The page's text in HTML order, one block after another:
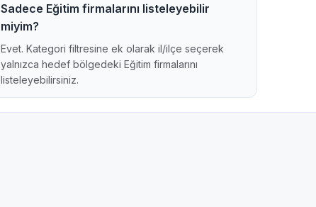
Sadece Eğitim firmalarını listeleyebilir
miyim?
Evet. Kategori filtresine ek olarak il/ilçe seçerek
yalnızca hedef bölgedeki Eğitim firmalarını
listeleyebilirsiniz.